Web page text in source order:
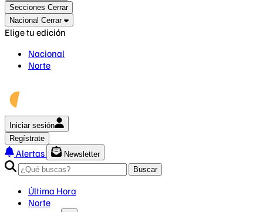
Secciones Cerrar
Nacional Cerrar
Elige tu edición
Nacional
Norte
Iniciar sesión
Regístrate
Alertas
Newsletter
Buscar
Última Hora
Norte